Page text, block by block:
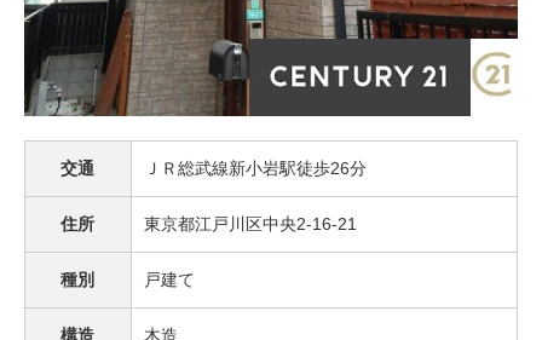
交通 ＪＲ総武線新小岩駅徒歩26分
住所 東京都江戸川区中央2-16-21
種別 戸建て
構造 木造